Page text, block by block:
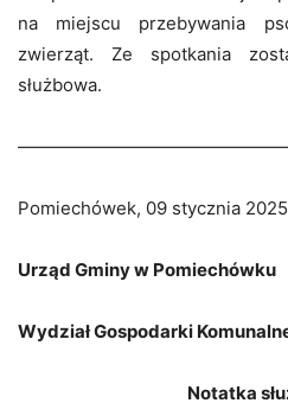
na miejscu przebywania
zwierząt. Ze spotkania
służbowa.
Pomiechówek, 09 stycznia
Urząd Gminy w Pomiechówku
Wydział Gospodarki
Notatka